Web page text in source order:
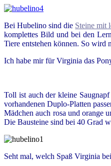
Bei Hubelino sind die Steine mit
komplettes Bild und bei den
Tiere entstehen können. So wird
Ich habe mir für Virginia das
Toll ist auch der kleine
vorhandenen Duplo-Platten
Mädchen auch rosa und orange
Die Bausteine sind bei 40 Grad
Seht mal, welch Spaß Virginia